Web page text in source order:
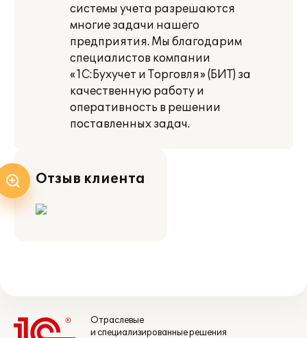
системы учета разрешаются
многие задачи нашего
предприятия. Мы благодарим
специалистов компании
«1С:Бухучет и Торговля» (БИТ) за
качественную работу и
оперативность в решении
поставленных задач.
Отзыв клиента
Отраслевые
и специализированные решения